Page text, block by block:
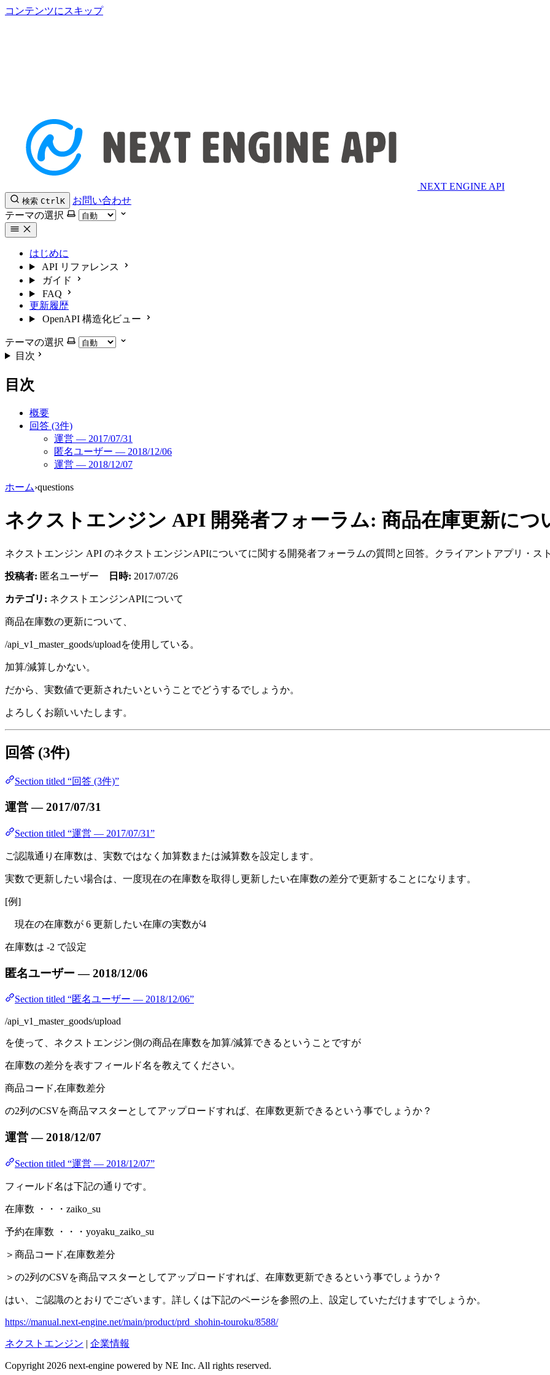
コンテンツにスキップ
NEXT ENGINE API
検索 CtrlK
お問い合わせ
テーマの選択
はじめに
API リファレンス
ガイド
FAQ
更新履歴
OpenAPI 構造化ビュー
テーマの選択
目次
目次
概要
回答 (3件)
運営 — 2017/07/31
匿名ユーザー — 2018/12/06
運営 — 2018/12/07
ホーム›questions
ネクストエンジン API 開発者フォーラム: 商品在庫更新につ
ネクストエンジン API のネクストエンジンAPIについてに関する開発者フォーラムの質問と回答。クライアントアプリ・
投稿者: 匿名ユーザー 日時: 2017/07/26
カテゴリ: ネクストエンジンAPIについて
商品在庫数の更新について、
/api_v1_master_goods/uploadを使用している。
加算/減算しかない。
だから、実数値で更新されたいということでどうするでしょうか。
よろしくお願いいたします。
回答 (3件)
Section titled “回答 (3件)”
運営 — 2017/07/31
Section titled “運営 — 2017/07/31”
ご認識通り在庫数は、実数ではなく加算数または減算数を設定します。
実数で更新したい場合は、一度現在の在庫数を取得し更新したい在庫数の差分で更新することになります。
[例]
現在の在庫数が 6 更新したい在庫の実数が4
在庫数は -2 で設定
匿名ユーザー — 2018/12/06
Section titled “匿名ユーザー — 2018/12/06”
/api_v1_master_goods/upload
を使って、ネクストエンジン側の商品在庫数を加算/減算できるということですが
在庫数の差分を表すフィールド名を教えてください。
商品コード,在庫数差分
の2列のCSVを商品マスターとしてアップロードすれば、在庫数更新できるという事でしょうか？
運営 — 2018/12/07
Section titled “運営 — 2018/12/07”
フィールド名は下記の通りです。
在庫数 ・・・zaiko_su
予約在庫数 ・・・yoyaku_zaiko_su
＞商品コード,在庫数差分
＞の2列のCSVを商品マスターとしてアップロードすれば、在庫数更新できるという事でしょうか？
はい、ご認識のとおりでございます。詳しくは下記のページを参照の上、設定していただけますでしょうか。
https://manual.next-engine.net/main/product/prd_shohin-touroku/8588/
ネクストエンジン | 企業情報
Copyright 2026 next-engine powered by NE Inc. All rights reserved.